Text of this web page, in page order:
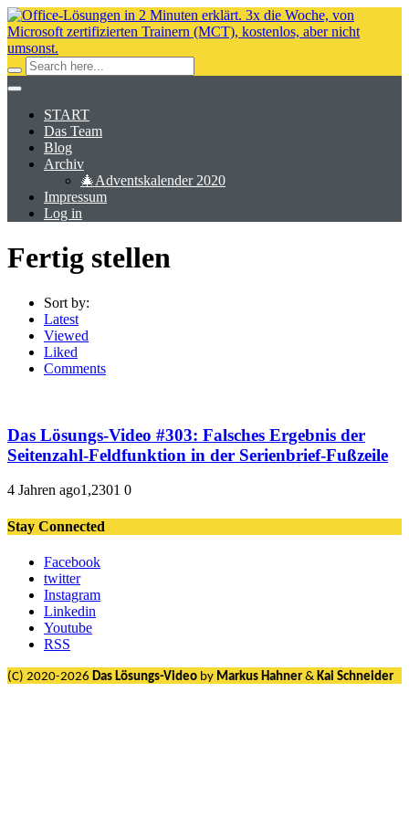
START
Das Team
Blog
Archiv
🎄Adventskalender 2020
Impressum
Log in
Fertig stellen
Sort by:
Latest
Viewed
Liked
Comments
Das Lösungs-Video #303: Falsches Ergebnis der
Seitenzahl-Feldfunktion in der Serienbrief-Fußzeile
4 Jahren ago1,2301 0
Stay Connected
Facebook
twitter
Instagram
Linkedin
Youtube
RSS
(C) 2020-2026 Das Lösungs-Video by Markus Hahner & Kai Schneider